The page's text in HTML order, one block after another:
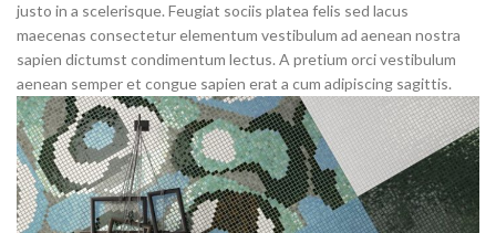
justo in a scelerisque. Feugiat sociis platea felis sed lacus
maecenas consectetur elementum vestibulum ad aenean nostra
sapien dictumst condimentum lectus. A pretium orci vestibulum
aenean semper et congue sapien erat a cum adipiscing sagittis.